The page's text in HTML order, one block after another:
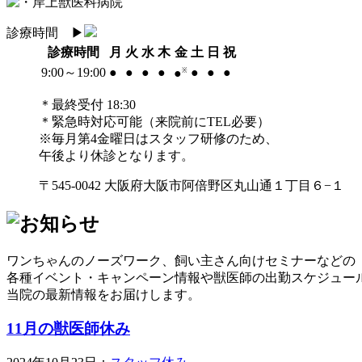
診療時間
▶︎
診療時間
月 火 水 木 金 土 日 祝
9:00～19:00 ● ● ● ● ●※ ● ● ●
＊最終受付 18:30
＊緊急時対応可能（来院前にTEL必要）
※毎月第4金曜日はスタッフ研修のため、
午後より休診となります。
〒545-0042 大阪府大阪市阿倍野区丸山通１丁目６−１
ワンちゃんのノーズワーク、飼い主さん向けセミナーなどの
各種イベント・キャンペーン情報や獣医師の出勤スケジュー
当院の最新情報をお届けします。
11月の獣医師休み